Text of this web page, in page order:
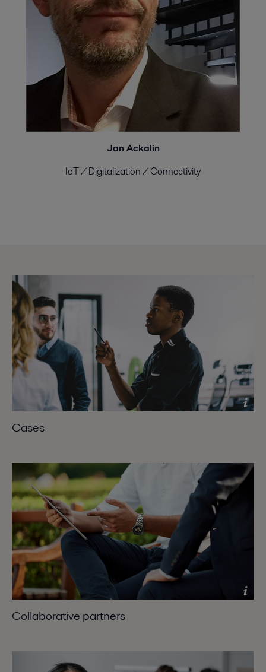
Jan Ackalin
IoT / Digitalization / Connectivity
Cases
Collaborative partners